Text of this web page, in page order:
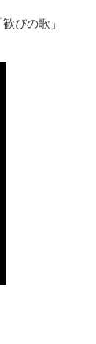
びの歌」